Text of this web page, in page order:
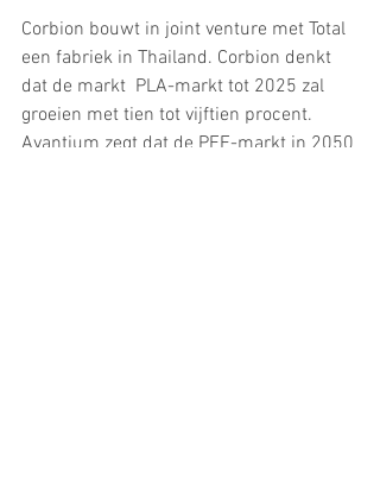
Corbion bouwt in joint venture met Total
een fabriek in Thailand. Corbion denkt
dat de markt  PLA-markt tot 2025 zal
groeien met tien tot vijftien procent.
Avantium zegt dat de PEF-markt in 2050